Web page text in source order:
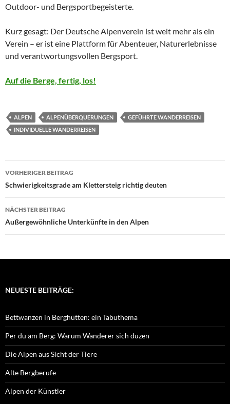
Outdoor- und Bergsportbegeisterte.
Kurz gesagt: Der Deutsche Alpenverein ist weit mehr als ein
Verein – er ist eine Plattform für Abenteuer, Naturerlebnisse
und verantwortungsvollen Bergsport.
Auf die Berge, fertig, los!
ALPEN ALPENÜBERQUERUNGEN
GEFÜHRTE WANDERREISEN
INDIVIDUELLE WANDERREISEN
Beitragsnavigation
VORHERIGER BEITRAG
Schwierigkeitsgrade am Klettersteig richtig deuten
NÄCHSTER BEITRAG
Außergewöhnliche Unterkünfte in den Alpen
NEUESTE BEITRÄGE:
Bettwanzen in Berghütten: ein Tabuthema
Per du am Berg: Warum Wanderer sich duzen
Die Alpen aus Sicht der Tiere
Alte Bergberufe
Alpen der Künstler